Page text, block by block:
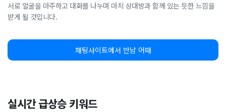
서로 얼굴을 마주하고 대화를 나누며 마치 상대방과 함께 있는 듯한 느낌을
받게 될 것입니다.
채팅사이트에서 만남 어때
실시간 급상승 키워드